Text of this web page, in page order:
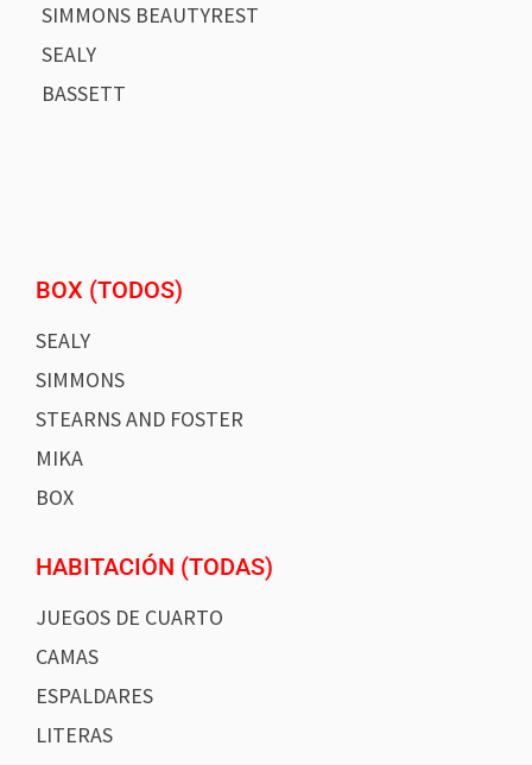
SIMMONS BEAUTYREST
SEALY
BASSETT
BOX (TODOS)
SEALY
SIMMONS
STEARNS AND FOSTER
MIKA
BOX
HABITACIÓN (TODAS)
JUEGOS DE CUARTO
CAMAS
ESPALDARES
LITERAS